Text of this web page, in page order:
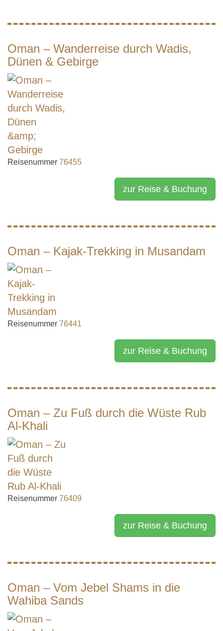
Oman – Wanderreise durch Wadis,
Dünen & Gebirge
Reisenummer 76455
zur Reise & Buchung
Oman – Kajak-Trekking in Musandam
Reisenummer 76441
zur Reise & Buchung
Oman – Zu Fuß durch die Wüste Rub
Al-Khali
Reisenummer 76409
zur Reise & Buchung
Oman – Vom Jebel Shams in die
Wahiba Sands